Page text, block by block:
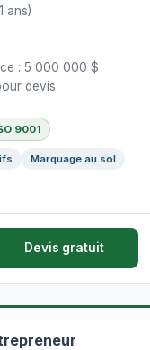
ans)
: 5 000 000 $
devis
9001
Marquage au sol
Devis gratuit